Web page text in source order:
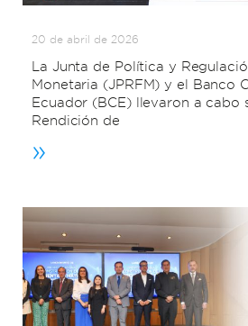
20 de abril de 2026
La Junta de Política y
Monetaria (JPRFM) y el Banco
Ecuador (BCE) llevaron a cabo
Rendición de
»